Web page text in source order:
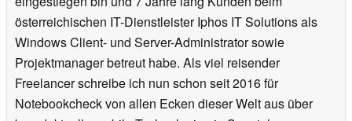
österreichischen IT-Dienstleister Iphos IT Solutions als
Windows Client- und Server-Administrator sowie
Projektmanager betreut habe. Als viel reisender
Freelancer schreibe ich nun schon seit 2016 für
Notebookcheck von allen Ecken dieser Welt aus über